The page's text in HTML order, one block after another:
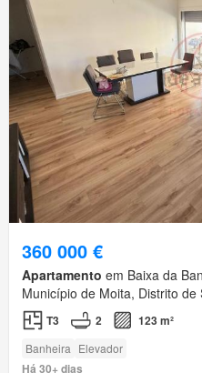
360 000 €
Apartamento em Baixa da
Município de Moita, Distrito de
T3 2 123 m²
Banheira Elevador
Há 30+ dias